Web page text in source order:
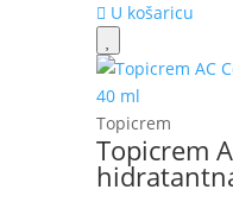
U košaricu
Topicrem
Topicrem